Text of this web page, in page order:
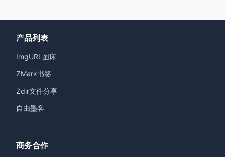
产品列表
ImgURL图床
ZMark书签
Zdir文件分享
自由墨客
商务合作